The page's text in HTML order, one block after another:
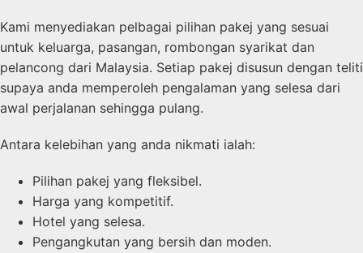
Kami menyediakan pelbagai pilihan pakej yang sesuai
untuk keluarga, pasangan, rombongan syarikat dan
pelancong dari Malaysia. Setiap pakej disusun dengan teliti
supaya anda memperoleh pengalaman yang selesa dari
awal perjalanan sehingga pulang.
Antara kelebihan yang anda nikmati ialah:
Pilihan pakej yang fleksibel.
Harga yang kompetitif.
Hotel yang selesa.
Pengangkutan yang bersih dan moden.